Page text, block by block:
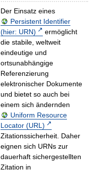
Der Einsatz eines
Persistent Identifier
(hier: URN)
ermöglicht
die stabile, weltweit
eindeutige und
ortsunabhängige
Referenzierung
elektronischer Dokumente
und bietet so auch bei
einem sich ändernden
Uniform Resource
Locator (URL)
Zitationssicherheit. Daher
eignen sich URNs zur
dauerhaft sichergestellten
Zitation in